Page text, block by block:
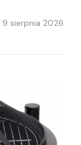
9 sierpnia 2026